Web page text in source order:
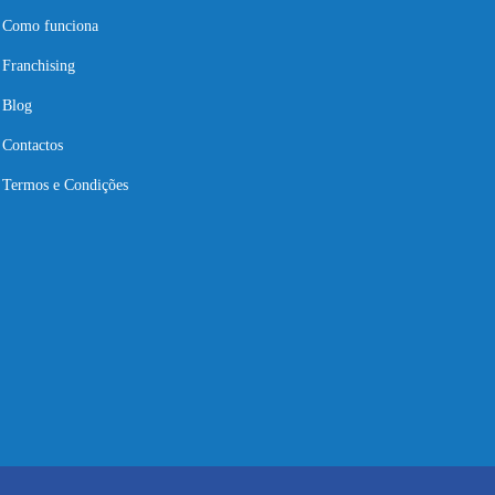
Como funciona
Franchising
Blog
Contactos
Termos e Condições